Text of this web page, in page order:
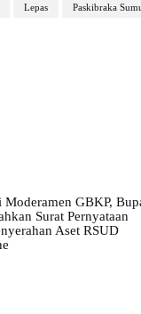
Lepas Paskibraka
GBKP,
Surat Pernyataan
Aset RSUD